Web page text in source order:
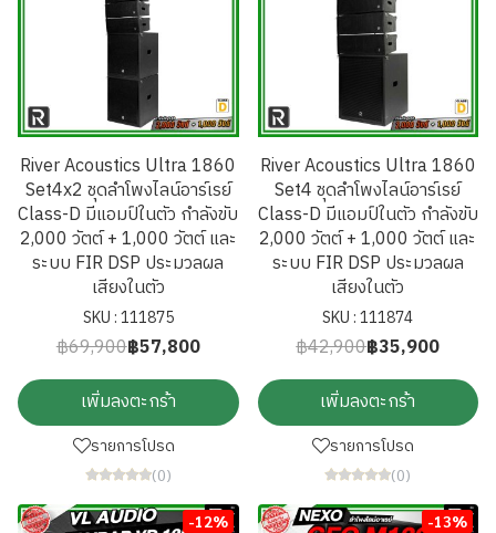
River Acoustics Ultra 1860
Set4x2 ชุดลำโพงไลน์อาร์เรย์
Class-D มีแอมป์ในตัว กำลังขับ
2,000 วัตต์ + 1,000 วัตต์ และ
ระบบ FIR DSP ประมวลผล
เสียงในตัว
SKU : 111875
฿69,900฿57,800
เพิ่มลงตะกร้า
รายการโปรด
(0)
River Acoustics Ultra 1860
Set4 ชุดลำโพงไลน์อาร์เรย์
Class-D มีแอมป์ในตัว กำลังขับ
2,000 วัตต์ + 1,000 วัตต์ และ
ระบบ FIR DSP ประมวลผล
เสียงในตัว
SKU : 111874
฿42,900฿35,900
เพิ่มลงตะกร้า
รายการโปรด
(0)
-12% -13%